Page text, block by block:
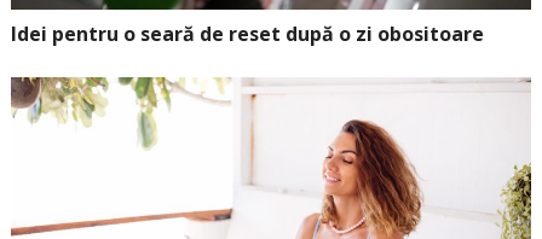
Idei pentru o seară de reset după o zi obositoare